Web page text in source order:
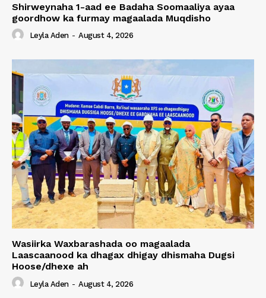
Shirweynaha 1-aad ee Badaha Soomaaliya ayaa
goordhow ka furmay magaalada Muqdisho
Leyla Aden - August 4, 2026
Wasiirka Waxbarashada oo magaalada
Laascaanood ka dhagax dhigay dhismaha Dugsi
Hoose/dhexe ah
Leyla Aden - August 4, 2026